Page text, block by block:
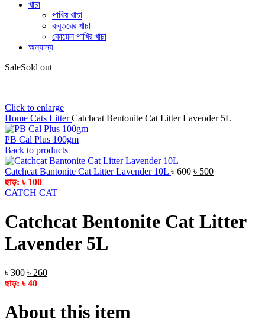
খাচা
পাখির খাচা
কবুতরের খাচা
কোয়েল পাখির খাচা
অন্যান্য
SaleSold out
Click to enlarge
Home Cats LitterCatchcat Bentonite Cat Litter Lavender 5L
PB Cal Plus 100gm
Back to products
Catchcat Bantonite Cat Litter Lavender 10L ৳600 Original
৳ 500Current
ছাড়: ৳ 100
‎CATCH CAT
Catchcat Bentonite Cat Litter
Lavender 5L
৳300 Original
price
৳ 260Current
৳ 260.
ছাড়: ৳40
About this item